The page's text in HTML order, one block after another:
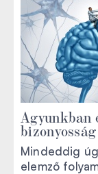
Mindeddig
elemző